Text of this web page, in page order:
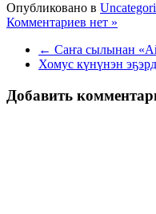
Опубликовано в
Комментариев нет »
← Саҥа сылынан
Хомус күнүнэн
Добавить